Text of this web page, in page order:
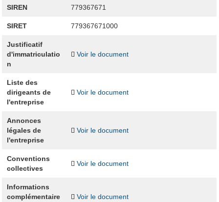
SIREN 779367671
SIRET 779367671000
Justificatif
d'immatriculatio
n
Voir le document
Liste des
dirigeants de
l'entreprise
Voir le document
Annonces
légales de
l'entreprise
Voir le document
Conventions
collectives
Voir le document
Informations
complémentaire
Voir le document